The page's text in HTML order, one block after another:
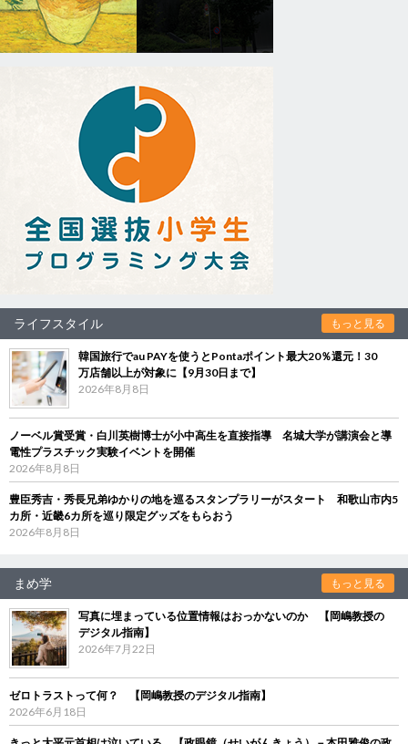
ライフスタイル もっと見る
韓国旅行でau PAYを使うとPontaポイント最大20％還元！30
万店舗以上が対象に【9月30日まで】
2026年8月8日
ノーベル賞受賞・白川英樹博士が小中高生を直接指導 名城大学が講演会と導
電性プラスチック実験イベントを開催
2026年8月8日
豊臣秀吉・秀長兄弟ゆかりの地を巡るスタンプラリーがスタート 和歌山市内5
カ所・近畿6カ所を巡り限定グッズをもらおう
2026年8月8日
まめ学 もっと見る
写真に埋まっている位置情報はおっかないのか 【岡嶋教授の
デジタル指南】
2026年7月22日
ゼロトラストって何？ 【岡嶋教授のデジタル指南】
2026年6月18日